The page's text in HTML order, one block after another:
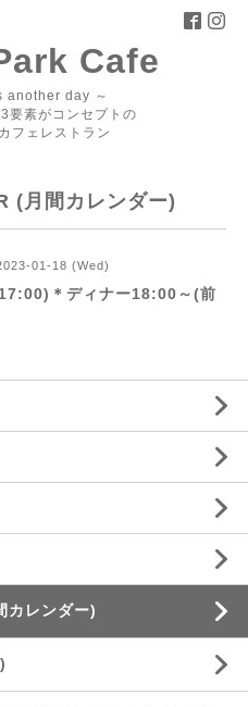
Cafe
another day ～
要素がコンセプトの
フェレストラン
(月間カレンダー)
01-18 (Wed)
＊ディナー18:00～(前
カレンダー)